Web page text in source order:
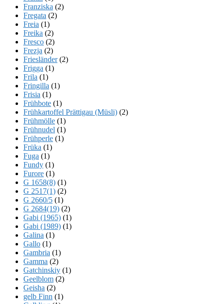
Franziska (2)
Fregata (2)
Freia (1)
Freika (2)
Fresco (2)
Frezja (2)
Friesländer(2)
Frigga (1)
Frila (1)
Fringilla (1)
Frisia (1)
Frühbote (1)
Frühkartoffel Prättigau (Müsli) (2)
Frühmölle (1)
Frühnudel (1)
Frühperle (1)
Früka (1)
Fuga (1)
Fundy (1)
Furore (1)
G 1658(8) (1)
G 2517(1) (2)
G 2660/5 (1)
G 2684(19) (2)
Gabi (1965) (1)
Gabi (1989) (1)
Galina (1)
Gallo (1)
Gambria (1)
Gamma (2)
Gatchinskiy (1)
Geelblom (2)
Geisha (2)
gelb Finn (1)